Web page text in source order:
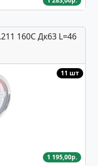
160С Дк63 L=46
11 шт
1 195,00р.